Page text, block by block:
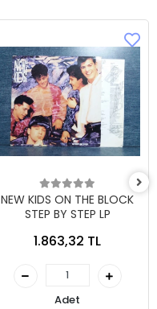
NEW KIDS ON THE BLOCK
STEP BY STEP LP
1.863,32 TL
Adet